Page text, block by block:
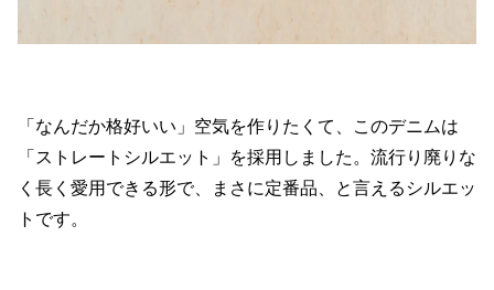
「なんだか格好いい」空気を作りたくて、このデニムは
「ストレートシルエット」を採用しました。流行り廃りな
く長く愛用できる形で、まさに定番品、と言えるシルエッ
トです。